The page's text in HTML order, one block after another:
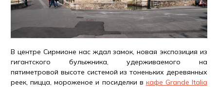
В центре Сирмионе нас ждал замок, новая экспозиция из
гигантского булыжника, удерживаемого на
пятиметровой высоте системой из тоненьких деревянных
реек, пицца, мороженое и посиделки в кафе Grande Italia